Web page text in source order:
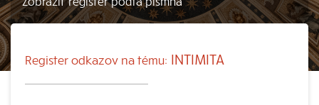
Register odkazov na tému: INTIMITA